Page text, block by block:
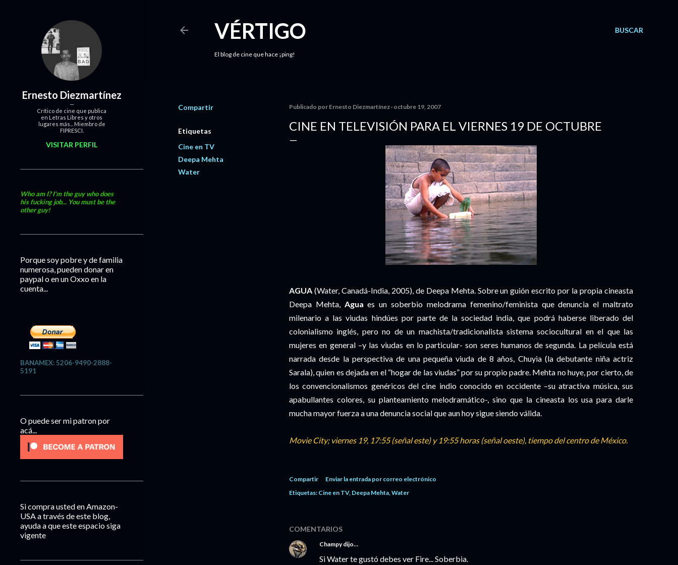
BUSCAR
VÉRTIGO
El blog de cine que hace ¡ping!
Compartir
Etiquetas
Cine en TV
Deepa Mehta
Water
Publicado por Ernesto Diezmartínez octubre 19, 2007
CINE EN TELEVISIÓN PARA EL VIERNES 19 DE OCTUBRE
AGUA (Water, Canadá-India, 2005), de Deepa Mehta. Sobre un guión escrito por la propia cineasta
Deepa Mehta, Agua es un soberbio melodrama femenino/feminista que denuncia el maltrato
milenario a las viudas hindúes por parte de la sociedad india, que podrá haberse liberado del
colonialismo inglés, pero no de un machista/tradicionalista sistema sociocultural en el que las
mujeres en general –y las viudas en lo particular- son seres humanos de segunda. La película está
narrada desde la perspectiva de una pequeña viuda de 8 años, Chuyia (la debutante niña actriz
Sarala), quien es dejada en el “hogar de las viudas” por su propio padre. Mehta no huye, por cierto, de
los convencionalismos genéricos del cine indio conocido en occidente –su atractiva música, sus
apabullantes colores, su planteamiento melodramático-, sino que la cineasta los usa para darle
mucha mayor fuerza a una denuncia social que aun hoy sigue siendo válida.
Movie City; viernes 19, 17:55 (señal este) y 19:55 horas (señal oeste), tiempo del centro de México.
Compartir
Enviar la entrada por correo electrónico
Etiquetas: Cine en TV Deepa Mehta Water
COMENTARIOS
Champydijo…
Si Water te gustó debes ver Fire... Soberbia.
Ernesto Diezmartínez
Crítico de cine que publica
en Letras Libres y otros
lugares más... Miembro de
FIPRESCI.
VISITAR PERFIL
Who am I? I'm the guy who does
his fucking job... You must be the
other guy!
Porque soy pobre y de familia
numerosa, pueden donar en
paypal o en un Oxxo en la
cuenta...
BANAMEX: 5206-9490-2888-
5191
O puede ser mi patron por
acá...
Si compra usted en Amazon-
USA a través de este blog,
ayuda a que este espacio siga
vigente